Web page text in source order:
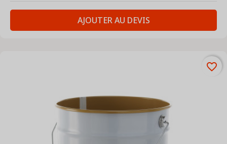
AJOUTER AU DEVIS
favorite_border